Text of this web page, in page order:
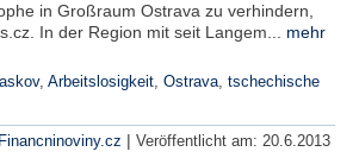
in Großraum Ostrava zu verhindern,
In der Region mit seit Langem... mehr
, Arbeitslosigkeit, Ostrava, tschechische
Financninoviny.cz | Veröffentlicht am: 20.6.2013